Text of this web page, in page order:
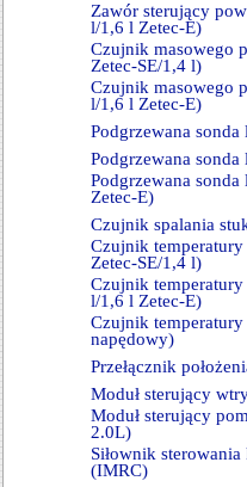
Zawór sterujący
l/1,6 l Zetec-E)
Czujnik masowego
Zetec-SE/1,4 l)
Czujnik masowego
l/1,6 l Zetec-E)
Podgrzewana
Podgrzewana
Podgrzewana
Zetec-E)
Czujnik spalania
Czujnik
Zetec-SE/1,4 l)
Czujnik
l/1,6 l Zetec-E)
Czujnik
napędowy)
Przełącznik
Moduł sterujący
Moduł sterujący
2.0L)
Siłownik
(IMRC)